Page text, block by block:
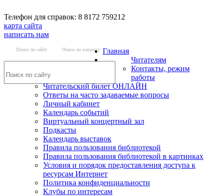
Телефон для справок: 8 8172 759212
карта сайта
написать нам
Поиск по сайту Поиск по каталогу Главная
Читателям
Контакты, режим
работы
Читательский билет ОНЛАЙН
Ответы на часто задаваемые вопросы
Личный кабинет
Календарь событий
Виртуальный концертный зал
Подкасты
Календарь выставок
Правила пользования библиотекой
Правила пользования библиотекой в картинках
Условия и порядок предоставления доступа к
ресурсам Интернет
Политика конфиденциальности
Клубы по интересам